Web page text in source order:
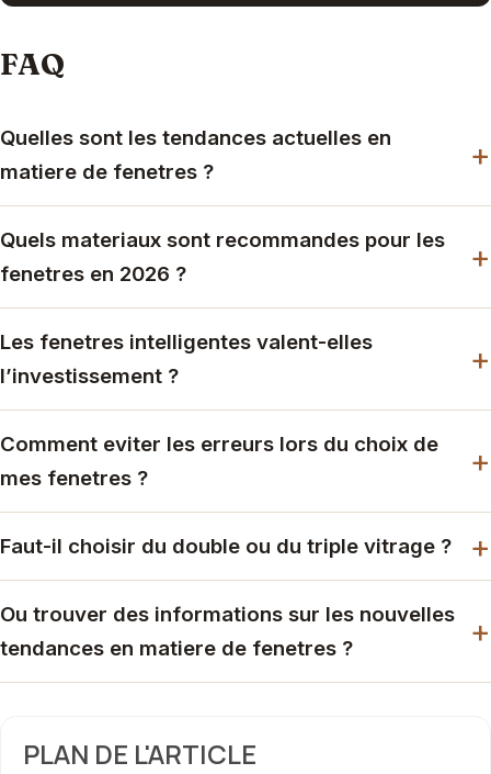
FAQ
Quelles sont les tendances actuelles en
matiere de fenetres ?
Quels materiaux sont recommandes pour les
fenetres en 2026 ?
Les fenetres intelligentes valent-elles
l’investissement ?
Comment eviter les erreurs lors du choix de
mes fenetres ?
Faut-il choisir du double ou du triple vitrage ?
Ou trouver des informations sur les nouvelles
tendances en matiere de fenetres ?
PLAN DE L'ARTICLE